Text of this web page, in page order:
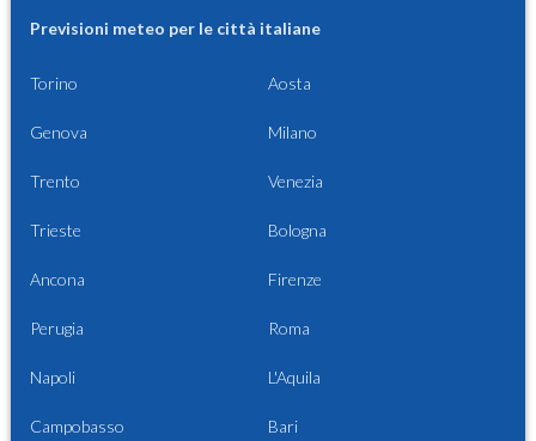
Previsioni meteo per le città italiane
Torino Aosta
Genova Milano
Trento Venezia
Trieste Bologna
Ancona Firenze
Perugia Roma
Napoli L'Aquila
Campobasso Bari